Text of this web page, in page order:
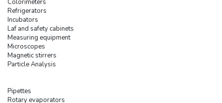
Colorimeters
Refrigerators
Incubators
Laf and safety cabinets
Measuring equipment
Microscopes
Magnetic stirrers
Particle Analysis
Pipettes
Rotary evaporators